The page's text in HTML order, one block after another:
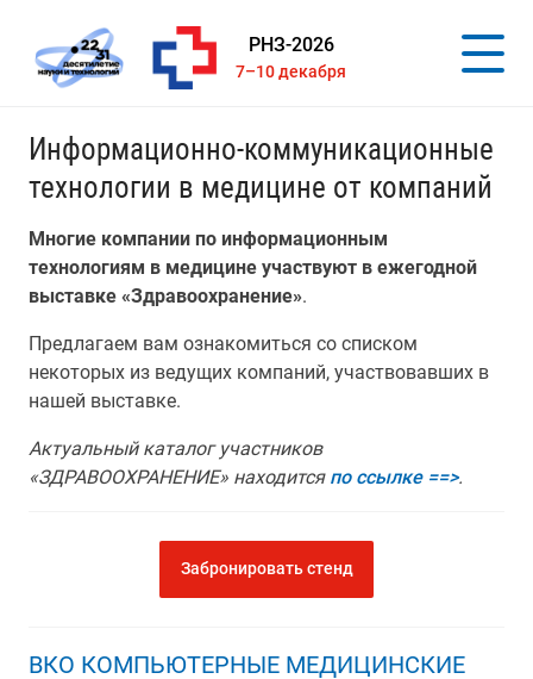
РНЗ-2026
7–10 декабря
Информационно-коммуникационные
технологии в медицине от компаний
Многие компании по информационным
технологиям в медицине участвуют в ежегодной
выставке «Здравоохранение».
Предлагаем вам ознакомиться со списком
некоторых из ведущих компаний, участвовавших в
нашей выставке.
Актуальный каталог участников
«ЗДРАВООХРАНЕНИЕ» находится по ссылке ==>.
Забронировать стенд
ВКО КОМПЬЮТЕРНЫЕ МЕДИЦИНСКИЕ